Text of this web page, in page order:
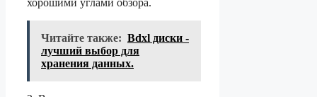
хорошими углами обзора.
Читайте также: Bdxl диски -
лучший выбор для
хранения данных.